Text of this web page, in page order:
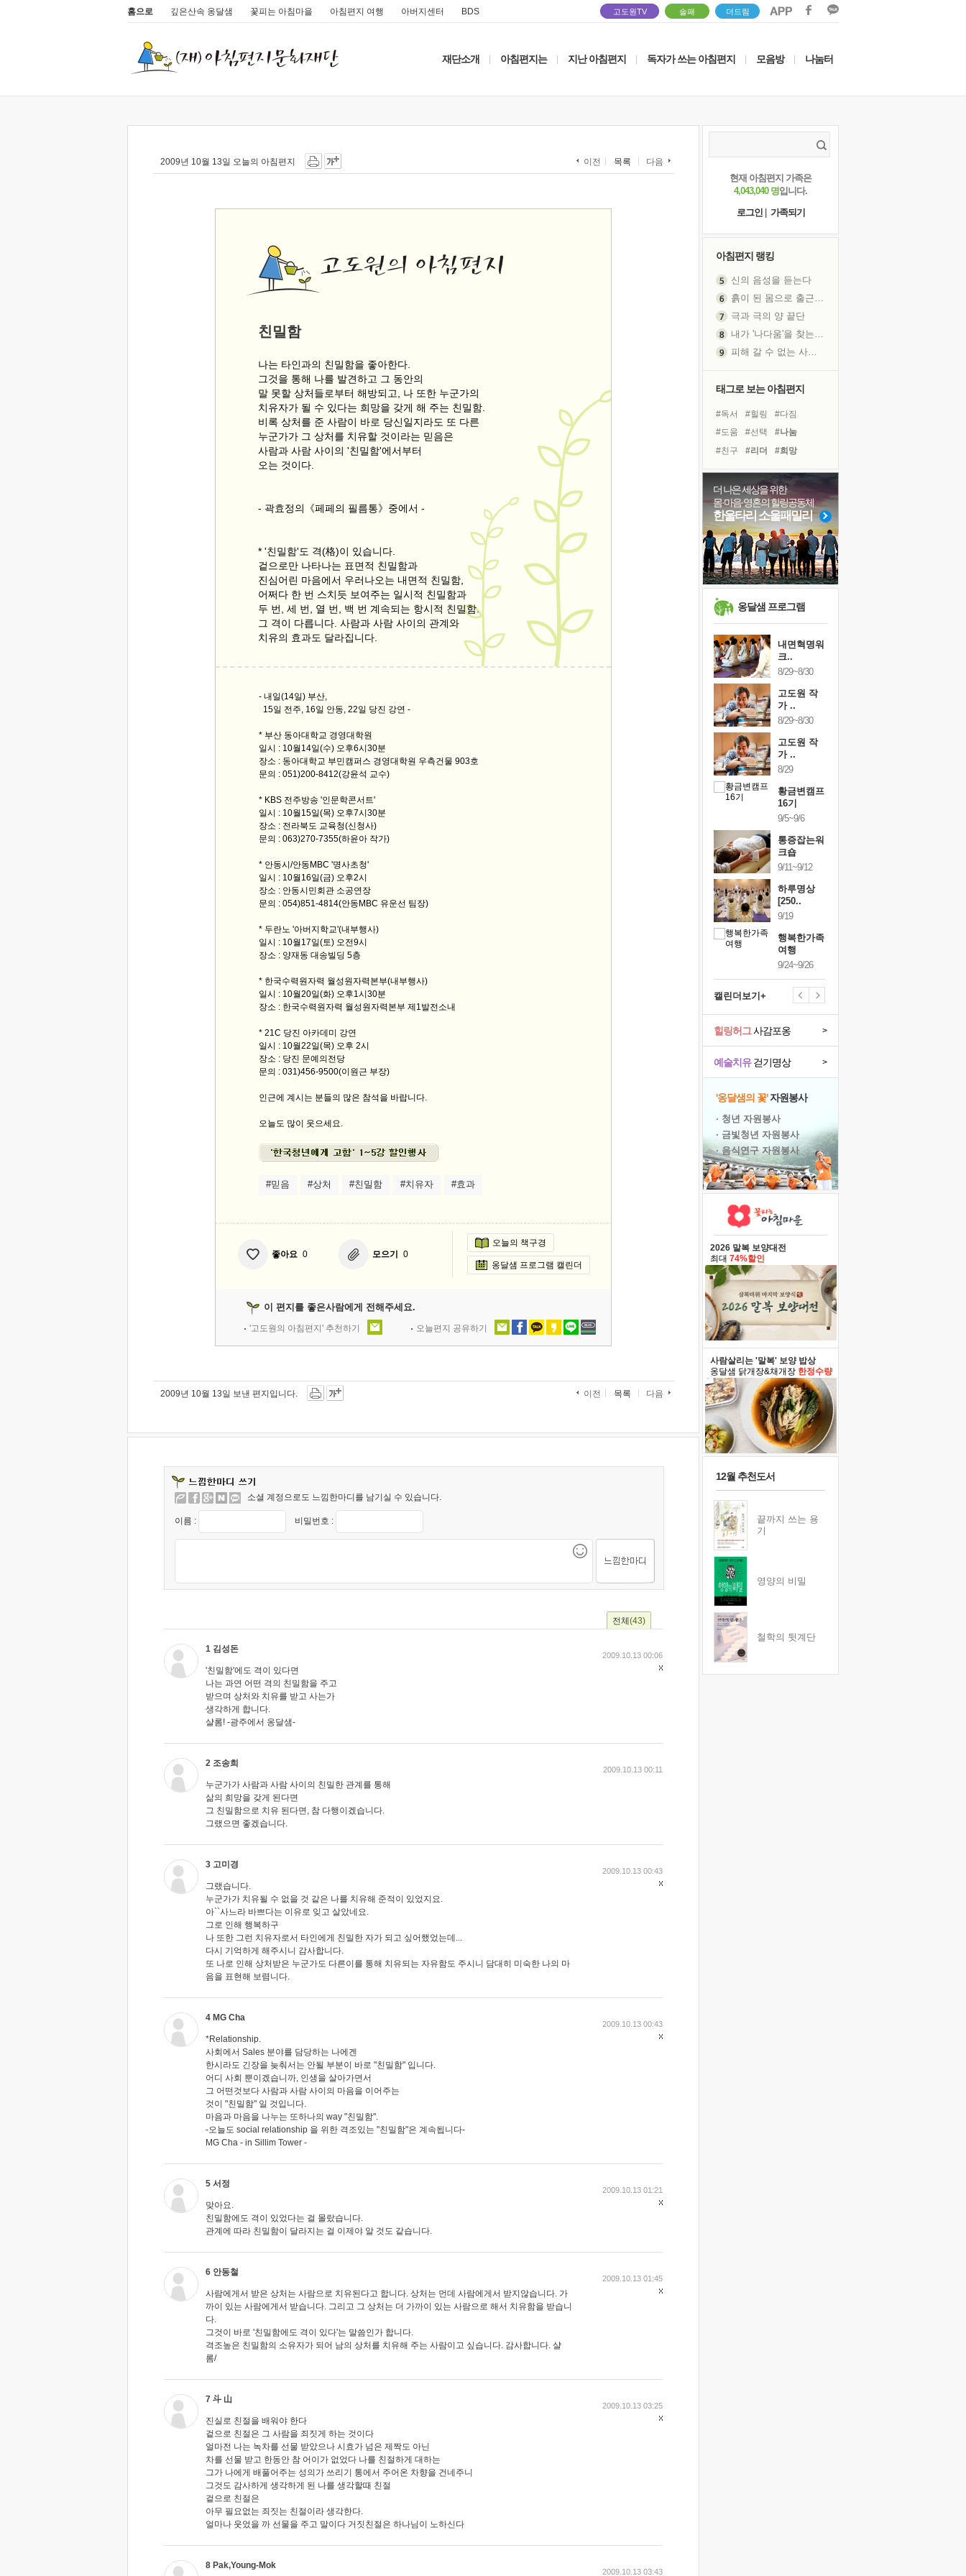
홈으로 깊은산속 옹달샘 꽃피는 아침마을 아침편지 여행 아버지센터 BDS 고도원TV 솔패 더드림
재단소개 아침편지는 지난 아침편지 독자가 쓰는 아침편지 모음방 나눔터
2009년 10월 13일 오늘의 아침편지 이전 목록 다음
친밀함
나는 타인과의 친밀함을 좋아한다.
그것을 통해 나를 발견하고 그 동안의
말 못할 상처들로부터 해방되고, 나 또한 누군가의
치유자가 될 수 있다는 희망을 갖게 해 주는 친밀함.
비록 상처를 준 사람이 바로 당신일지라도 또 다른
누군가가 그 상처를 치유할 것이라는 믿음은
사람과 사람 사이의 '친밀함'에서부터
오는 것이다.
- 곽효정의《페페의 필름통》중에서 -
* '친밀함'도 격(格)이 있습니다.
겉으로만 나타나는 표면적 친밀함과
진심어린 마음에서 우러나오는 내면적 친밀함,
어쩌다 한 번 스치듯 보여주는 일시적 친밀함과
두 번, 세 번, 열 번, 백 번 계속되는 항시적 친밀함.
그 격이 다릅니다. 사람과 사람 사이의 관계와
치유의 효과도 달라집니다.
- 내일(14일) 부산,
15일 전주, 16일 안동, 22일 당진 강연 -
* 부산 동아대학교 경영대학원
일시 : 10월14일(수) 오후6시30분
장소 : 동아대학교 부민캠퍼스 경영대학원 우측건물 903호
문의 : 051)200-8412(강윤석 교수)
* KBS 전주방송 '인문학콘서트'
일시 : 10월15일(목) 오후7시30분
장소 : 전라북도 교육청(신청사)
문의 : 063)270-7355(하윤아 작가)
* 안동시/안동MBC '명사초청'
일시 : 10월16일(금) 오후2시
장소 : 안동시민회관 소공연장
문의 : 054)851-4814(안동MBC 유운선 팀장)
* 두란노 '아버지학교'(내부행사)
일시 : 10월17일(토) 오전9시
장소 : 양재동 대송빌딩 5층
* 한국수력원자력 월성원자력본부(내부행사)
일시 : 10월20일(화) 오후1시30분
장소 : 한국수력원자력 월성원자력본부 제1발전소내
* 21C 당진 아카데미 강연
일시 : 10월22일(목) 오후 2시
장소 : 당진 문예의전당
문의 : 031)456-9500(이원근 부장)
인근에 계시는 분들의 많은 참석을 바랍니다.
오늘도 많이 웃으세요.
#믿음 #상처 #친밀함 #치유자 #효과
좋아요 0 모으기 0
오늘의 책구경
옹달샘 프로그램 캘린더
이 편지를 좋은사람에게 전해주세요.
'고도원의 아침편지' 추천하기 오늘편지 공유하기
2009년 10월 13일 보낸 편지입니다. 이전 목록 다음
소셜 계정으로도 느낌한마디를 남기실 수 있습니다.
이름 : 비밀번호 :
전체 (43)
1 김성돈
'친밀함'에도 격이 있다면
나는 과연 어떤 격의 친밀함을 주고
받으며 상처와 치유를 받고 사는가
생각하게 합니다.
샬롬! -광주에서 옹달샘-
2009.10.13 00:06
2 조송희
누군가가 사람과 사람 사이의 친밀한 관계를 통해
삶의 희망을 갖게 된다면
그 친밀함으로 치유 된다면, 참 다행이겠습니다.
그랬으면 좋겠습니다.
2009.10.13 00:11
3 고미경
그랬습니다.
누군가가 치유될 수 없을 것 같은 나를 치유해 준적이 있었지요.
아``사느라 바쁘다는 이유로 잊고 살았네요.
그로 인해 행복하구
나 또한 그런 치유자로서 타인에게 친밀한 자가 되고 싶어했었는데...
다시 기억하게 해주시니 감사합니다.
또 나로 인해 상처받은 누군가도 다른이를 통해 치유되는 자유함도 주시니 담대히 미숙한 나의 마
음을 표현해 보렴니다.
2009.10.13 00:43
4 MG Cha
*Relationship.
사회에서 Sales 분야를 담당하는 나에겐
한시라도 긴장을 늦춰서는 안될 부분이 바로 "친밀함" 입니다.
어디 사회 뿐이겠습니까, 인생을 살아가면서
그 어떤것보다 사람과 사람 사이의 마음을 이어주는
것이 "친밀함" 일 것입니다.
마음과 마음을 나누는 또하나의 way "친밀함".
-오늘도 social relationship 을 위한 격조있는 "친밀함"은 계속됩니다-
MG Cha - in Sillim Tower -
2009.10.13 00:43
5 서정
맞아요.
친밀함에도 격이 있었다는 걸 몰랐습니다.
관계에 따라 친밀함이 달라지는 걸 이제야 알 것도 같습니다.
2009.10.13 01:21
6 안동철
사람에게서 받은 상처는 사람으로 치유된다고 합니다. 상처는 먼데 사람에게서 받지않습니다. 가
까이 있는 사람에게서 받습니다. 그리고 그 상처는 더 가까이 있는 사람으로 해서 치유함을 받습니
다.
그것이 바로 '친밀함에도 격이 있다'는 말씀인가 합니다.
격조높은 친밀함의 소유자가 되어 남의 상처를 치유해 주는 사람이고 싶습니다. 감사합니다. 샬
롬/
2009.10.13 01:45
7 斗 山
진실로 친절을 배워야 한다
겉으로 친절은 그 사람을 죄짓게 하는 것이다
얼마전 나는 녹차를 선물 받았으나 시효가 넘은 제짝도 아닌
차를 선물 받고 한동안 참 어이가 없었다 나를 친절하게 대하는
그가 나에게 배풀어주는 성의가 쓰리기 통에서 주어온 차향을 건네주니
그것도 감사하게 생각하게 된 나를 생각할때 친절
겉으로 친절은
아무 필요없는 죄짓는 친절이라 생각한다.
얼마나 웃었을 까 선물을 주고 말이다 거짓친절은 하나님이 노하신다
2009.10.13 03:25
8 Pak,Young-Mok
2009.10.13 03:43
현재 아침편지 가족은
4,043,040 명입니다.
로그인
가족되기
아침편지 랭킹
신의 음성을 듣는다
흙이 된 몸으로 출근하는 여자
극과 극의 양 끝단
내가 '나다움'을 찾는 길
피해 갈 수 없는 사건들
꿈이 실제가 되는 것
보고 싶은 어머니
유년 시절의 부산 영도 바다
못된 꼰대들
너무 황홀한 꽃들이여!
희망이란
'모른다'는 것
영적 성장의 여정
태그로 보는 아침편지
#독서 #힐링
#다짐
#도움
#선택
#나눔
#친구
#리더
#희망
#유튜브
#링컨학교
#비전캠프
#계획
#극복
#독서캠프
#면역력
#건강
#사람
#삶
#바이러스
#위기
더 나은 세상을 위한
몸·마음·영혼의 힐링공동체
한울타리 소울패밀리
옹달샘 프로그램
내면혁명워
크..
8/29~8/30
고도원 작
가 ..
8/29~8/30
고도원 작
가 ..
8/29
황금변캠프
16기
9/5~9/6
통증잡는워
크숍
9/11~9/12
하루명상
[250..
9/19
행복한가족
여행
9/24~9/26
캘린더보기+
예술치유걷기명상 >
힐링허그사감포옹 >
'옹달샘의 꽃'자원봉사
· 청년 자원봉사
· 금빛청년 자원봉사
· 음식연구 자원봉사
2026 말복 보양대전
최대 74%할인
사람살리는 '말복' 보양 밥상
옹달샘 닭개장&채개장 한정수량
12월 추천도서
끝까지 쓰는 용
기
영양의 비밀
철학의 뒷계단